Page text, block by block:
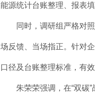
能源统计台账整理、报表
同时，调研组严格对照
场反馈、当场指正。针对
口径及台账整理标准，有
朱荣荣强调，在“双碳”